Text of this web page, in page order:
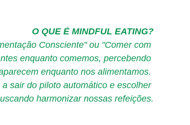
O QUE É MINDFUL EATING?
Consciente" ou "Comer com
enquanto comemos, percebendo
enquanto nos alimentamos.
sair do piloto automático e escolher
harmonizar nossas refeições.